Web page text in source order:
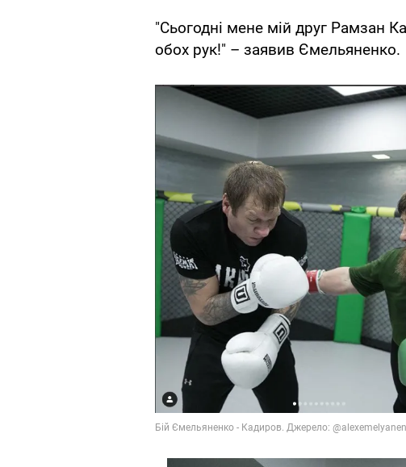
"Сьогодні мене мій друг Рамзан
обох рук!" – заявив Ємельяненко.